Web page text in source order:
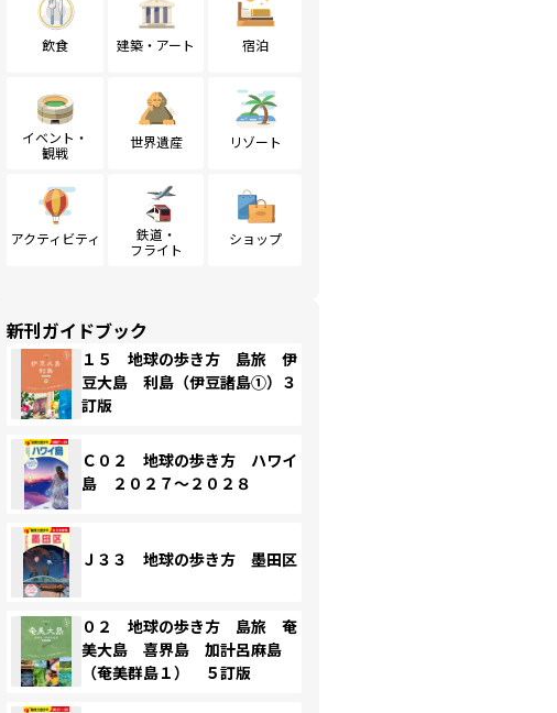
飲食 建築・アート 宿泊
イベント・
観戦
世界遺産 リゾート
アクティビティ
鉄道・
フライト
ショップ
新刊ガイドブック
１５ 地球の歩き方 島旅 伊
豆大島 利島（伊豆諸島①）３
訂版
Ｃ０２ 地球の歩き方 ハワイ
島 ２０２７～２０２８
Ｊ３３ 地球の歩き方 墨田区
０２ 地球の歩き方 島旅 奄
美大島 喜界島 加計呂麻島
（奄美群島１） ５訂版